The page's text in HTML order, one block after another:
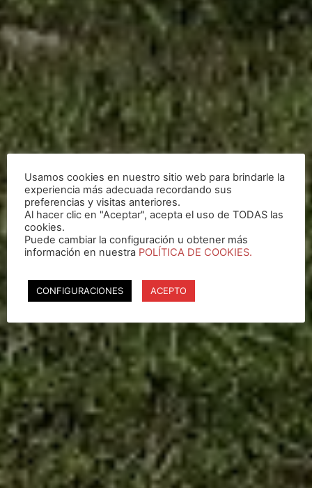
Usamos cookies en nuestro sitio web para brindarle la
experiencia más adecuada recordando sus
preferencias y visitas anteriores.
Al hacer clic en "Aceptar", acepta el uso de TODAS las
cookies.
Puede cambiar la configuración u obtener más
información en nuestra POLÍTICA DE COOKIES.
CONFIGURACIONES ACEPTO